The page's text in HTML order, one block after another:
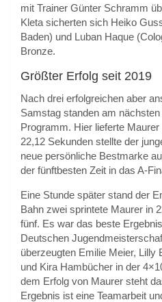
mit Trainer Günter Schramm
Kleta sicherten sich Heiko
Baden) und Luban Haque
Bronze.
Größter Erfolg seit 2019
Nach drei erfolgreichen aber
Samstag standen am
Programm. Hier lieferte
22,12 Sekunden stellte der
neue persönliche Bestmarke
der fünftbesten Zeit in das A-
Eine Stunde später stand der
Bahn zwei sprintete Maurer in
fünf. Es war das beste
Deutschen
überzeugten Emilie Meier, Lilly
und Kira Hambücher in der
dem Erfolg von Maurer steht
Ergebnis ist eine Teamarbeit